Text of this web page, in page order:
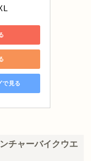
見る
チャーバイクウエ